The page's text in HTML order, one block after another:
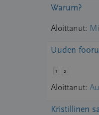
Warum?
Aloittanut:
Uuden
1 2
Aloittanut:
Kristillinen